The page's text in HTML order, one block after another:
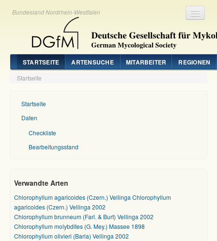
Bundesland Nordrhein-Westfalen
STARTSEITE ARTENSUCHE MITARBEITER REGIONEN
Startseite
Startseite
Daten
Checkliste
Bearbeitungsstand
Verwandte Arten
Chlorophyllum agaricoides (Czern.) Vellinga Chlorophyllum
agaricoides (Czern.) Vellinga 2002
Chlorophyllum brunneum (Farl. & Burt) Vellinga 2002
Chlorophyllum molybdites (G. Mey.) Massee 1898
Chlorophyllum olivieri (Barla) Vellinga 2002